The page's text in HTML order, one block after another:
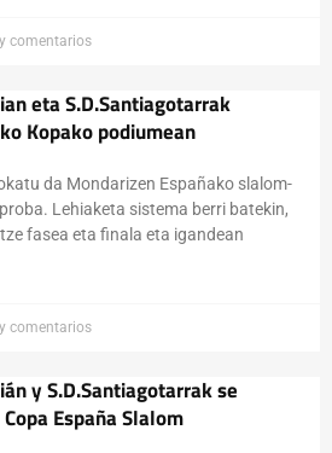
comentarios
eta S.D.Santiagotarrak
Kopako podiumean
da Mondarizen Españako slalom-
Lehiaketa sistema berri batekin,
fasea eta finala eta igandean
comentarios
y S.D.Santiagotarrak se
España Slalom